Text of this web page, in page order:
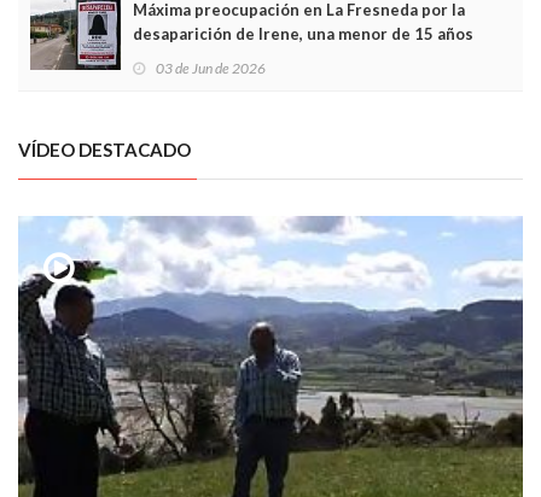
Máxima preocupación en La Fresneda por la
desaparición de Irene, una menor de 15 años
03 de Jun de 2026
VÍDEO DESTACADO